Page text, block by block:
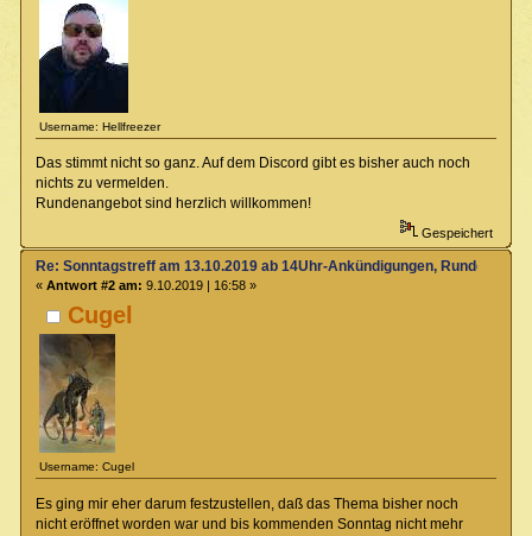
Username: Hellfreezer
Das stimmt nicht so ganz. Auf dem Discord gibt es bisher auch noch
nichts zu vermelden.
Rundenangebot sind herzlich willkommen!
Gespeichert
Cugel
Username: Cugel
Re: Sonntagstreff am 13.10.2019 ab 14Uhr-Ankündigungen,
« Antwort #2 am: 9.10.2019 | 16:58 »
Es ging mir eher darum festzustellen, daß das Thema bisher noch
nicht eröffnet worden war und bis kommenden Sonntag nicht mehr